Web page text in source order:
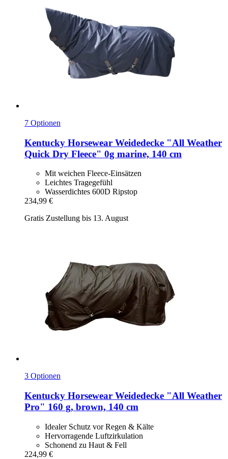
7 Optionen
Kentucky Horsewear Weidedecke "All Weather
Quick Dry Fleece" 0g marine, 140 cm
Mit weichen Fleece-Einsätzen
Leichtes Tragegefühl
Wasserdichtes 600D Ripstop
234,99 €
Gratis Zustellung bis 13. August
3 Optionen
Kentucky Horsewear Weidedecke "All Weather
Pro" 160 g, brown, 140 cm
Idealer Schutz vor Regen & Kälte
Hervorragende Luftzirkulation
Schonend zu Haut & Fell
224,99 €